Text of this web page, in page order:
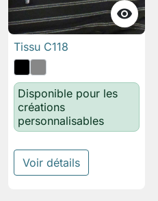

Tissu C118
Disponible pour les
créations
personnalisables
Voir détails